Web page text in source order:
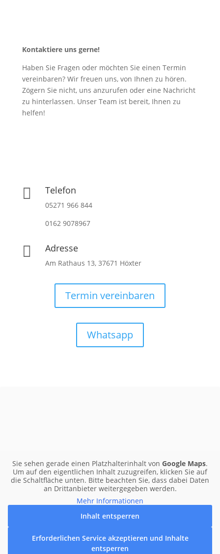
Kontaktiere uns gerne!
Haben Sie Fragen oder möchten Sie einen Termin
vereinbaren? Wir freuen uns, von Ihnen zu hören.
Zögern Sie nicht, uns anzurufen oder eine Nachricht
zu hinterlassen. Unser Team ist bereit, Ihnen zu
helfen!
 Telefon
05271 966 844
0162 9078967
 Adresse
Am Rathaus 13, 37671 Höxter
Termin vereinbaren
Whatsapp
Sie sehen gerade einen Platzhalterinhalt von Google Maps.
Um auf den eigentlichen Inhalt zuzugreifen, klicken Sie auf
die Schaltfläche unten. Bitte beachten Sie, dass dabei Daten
an Drittanbieter weitergegeben werden.
Mehr Informationen
Inhalt entsperren
Erforderlichen Service akzeptieren und Inhalte
entsperren